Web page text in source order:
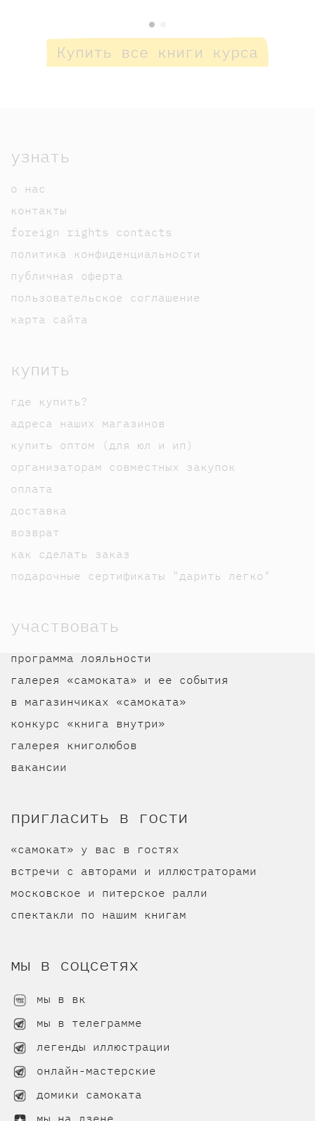
Купить все книги курса
узнать
о нас
контакты
foreign rights contacts
политика конфиденциальности
публичная оферта
пользовательское соглашение
карта сайта
купить
где купить?
адреса наших магазинов
купить оптом (для юл и ип)
организаторам совместных закупок
оплата
доставка
возврат
как сделать заказ
подарочные сертификаты "дарить легко"
участвовать
программа лояльности
галерея «самоката» и ее события
в магазинчиках «самоката»
конкурс «книга внутри»
галерея книголюбов
вакансии
пригласить в гости
«самокат» у вас в гостях
встречи с авторами и иллюстраторами
московское и питерское ралли
спектакли по нашим книгам
мы в соцсетях
мы в вк
мы в телеграмме
легенды иллюстрации
онлайн-мастерские
домики самоката